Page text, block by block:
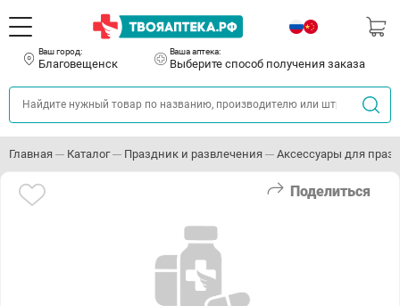
Ваш город:
Благовещенск
Ваша аптека:
Выберите способ получения заказа
Главная Каталог Праздник и развлечения Аксессуары для
Поделиться